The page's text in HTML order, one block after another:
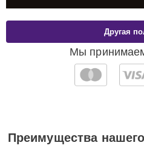
Мы
Другая
Преимущества